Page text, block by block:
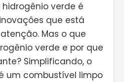
verde é
que está
Mas o que
verde e por que
Simplificando, o
um combustível limpo